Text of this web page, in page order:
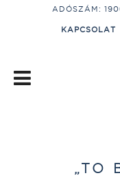
ADÓSZÁM:
KAPCSOLAT
„TO